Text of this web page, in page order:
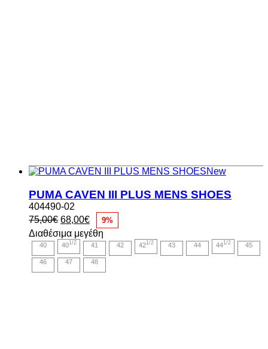
New
PUMA CAVEN III PLUS MENS SHOES
404490-02
75,00€ Original
price
was:
75,00€.
68,00€Η
τρέχουσα
τιμή
είναι:
68,00€.
9%
Διαθέσιμα μεγέθη
40 401/2 41 42 421/2 43 44 441/2 45
46 47 48